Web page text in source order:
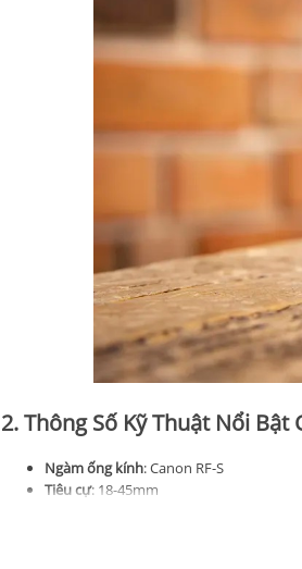
2. Thông Số Kỹ Thuật Nổi Bật
Ngàm ống kính: Canon RF-S
Tiêu cự: 18-45mm